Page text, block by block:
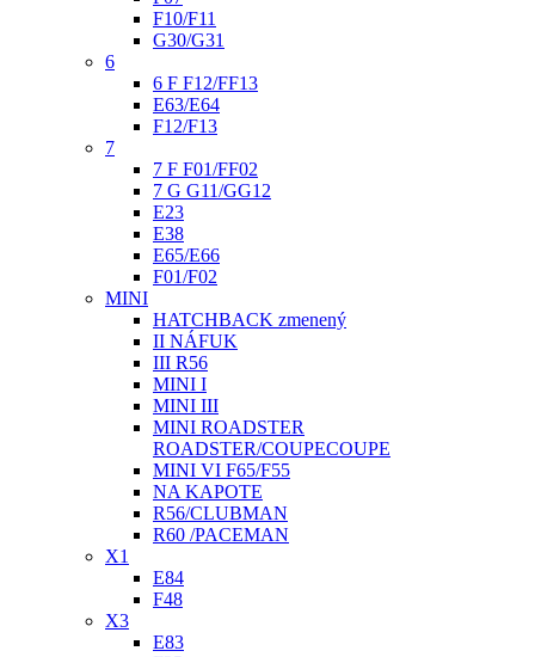
F10/F11
G30/G31
6
6 F F12/FF13
E63/E64
F12/F13
7
7 F F01/FF02
7 G G11/GG12
E23
E38
E65/E66
F01/F02
MINI
HATCHBACK zmenený
II NÁFUK
III R56
MINI I
MINI III
MINI ROADSTER
ROADSTER/COUPECOUPE
MINI VI F65/F55
NA KAPOTE
R56/CLUBMAN
R60 /PACEMAN
X1
E84
F48
X3
E83